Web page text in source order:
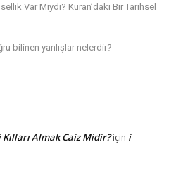
Var Mıydı? Kuran’daki Bir Tarihsel
bilinen yanlışlar nelerdir?
Almak Caiz Midir?için i